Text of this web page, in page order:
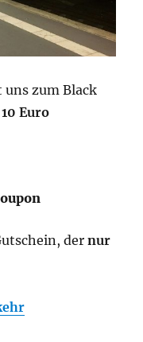
uns zum Black
10 Euro
dernur